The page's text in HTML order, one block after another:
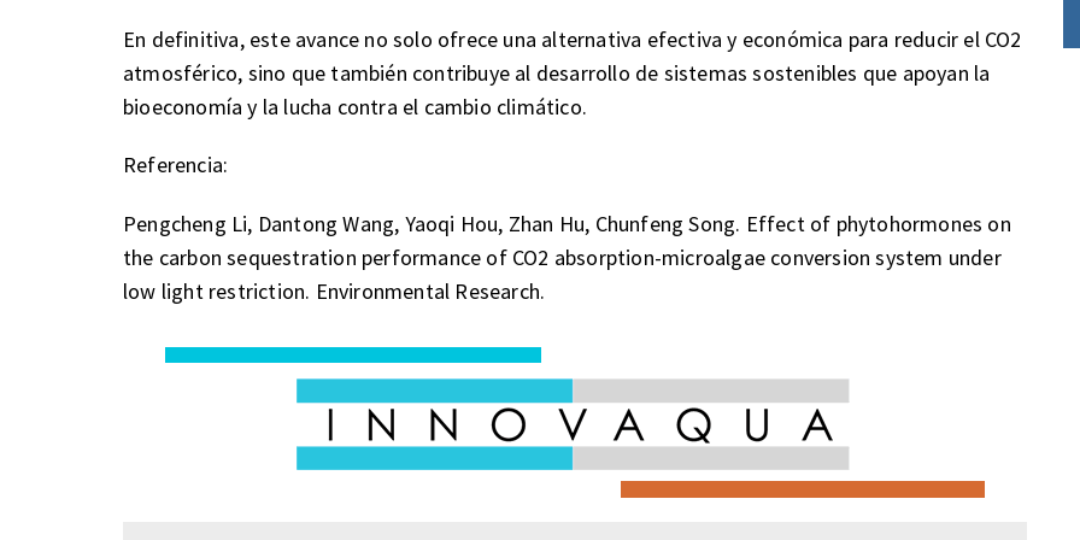
En definitiva, este avance no solo ofrece una alternativa efectiva y económica para reducir el CO2
atmosférico, sino que también contribuye al desarrollo de sistemas sostenibles que apoyan la
bioeconomía y la lucha contra el cambio climático.
Referencia:
Pengcheng Li, Dantong Wang, Yaoqi Hou, Zhan Hu, Chunfeng Song. Effect of phytohormones on
the carbon sequestration performance of CO2 absorption-microalgae conversion system under
low light restriction. Environmental Research.